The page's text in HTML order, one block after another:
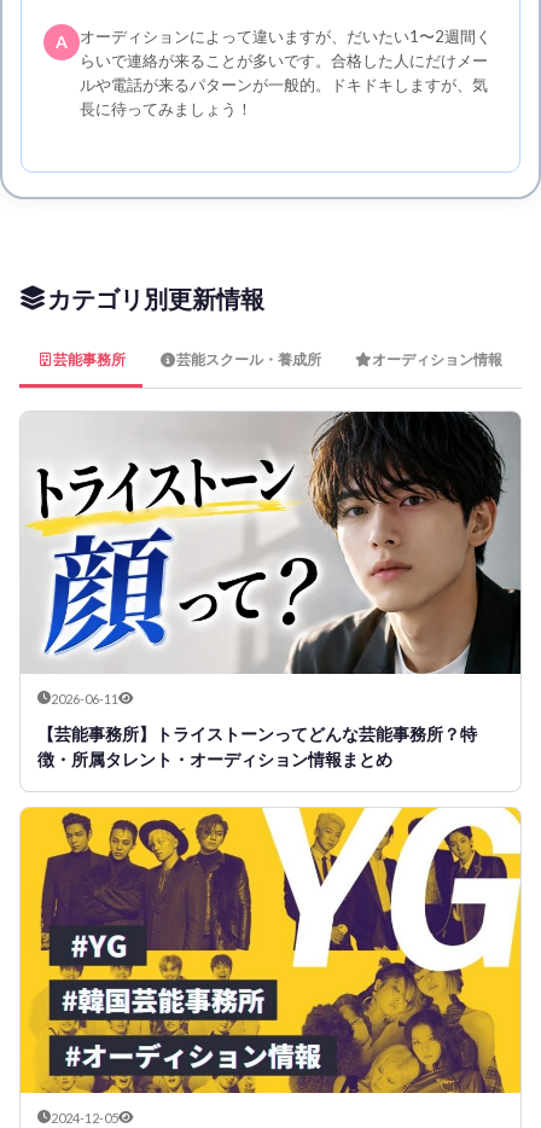
A
オーディションによって違いますが、だいたい1〜2週間く
らいで連絡が来ることが多いです。合格した人にだけメー
ルや電話が来るパターンが一般的。ドキドキしますが、気
長に待ってみましょう！
カテゴリ別更新情報
芸能事務所 芸能スクール・養成所 オーディション情報
2026-06-11
【芸能事務所】トライストーンってどんな芸能事務所？特
徴・所属タレント・オーディション情報まとめ
2024-12-05